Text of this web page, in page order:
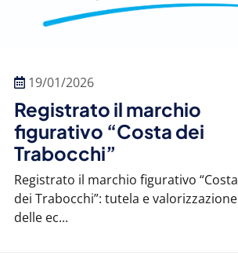
19/01/2026
Registrato il marchio
figurativo “Costa dei
Trabocchi”
Registrato il marchio figurativo “Costa
dei Trabocchi”: tutela e valorizzazione
delle ec...